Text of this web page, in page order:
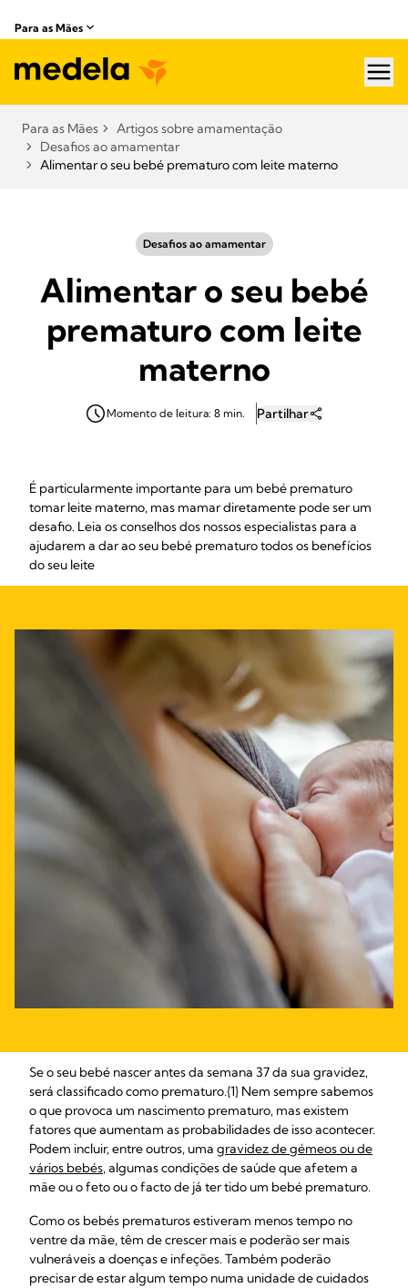
Para as Mães
Para as Mães
Artigos sobre amamentação​
Desafios ao amamentar
Alimentar o seu bebé prematuro com leite materno
Desafios ao amamentar
Alimentar o seu bebé
prematuro com leite
materno
Momento de leitura: 8 min. Partilhar
É particularmente importante para um bebé prematuro
tomar leite materno, mas mamar diretamente pode ser um
desafio. Leia os conselhos dos nossos especialistas para a
ajudarem a dar ao seu bebé prematuro todos os benefícios
do seu leite
Se o seu bebé nascer antes da semana 37 da sua gravidez,
será classificado como prematuro.{1} Nem sempre sabemos
o que provoca um nascimento prematuro, mas existem
fatores que aumentam as probabilidades de isso acontecer.
Podem incluir, entre outros, uma gravidez de gémeos ou de
vários bebés, algumas condições de saúde que afetem a
mãe ou o feto ou o facto de já ter tido um bebé prematuro.
Como os bebés prematuros estiveram menos tempo no
ventre da mãe, têm de crescer mais e poderão ser mais
vulneráveis a doenças e infeções. Também poderão
precisar de estar algum tempo numa unidade de cuidados